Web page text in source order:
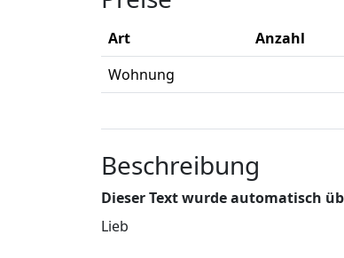
Art Anzahl
Wohnung
Beschreibung
Dieser Text wurde automatisch
Lieb